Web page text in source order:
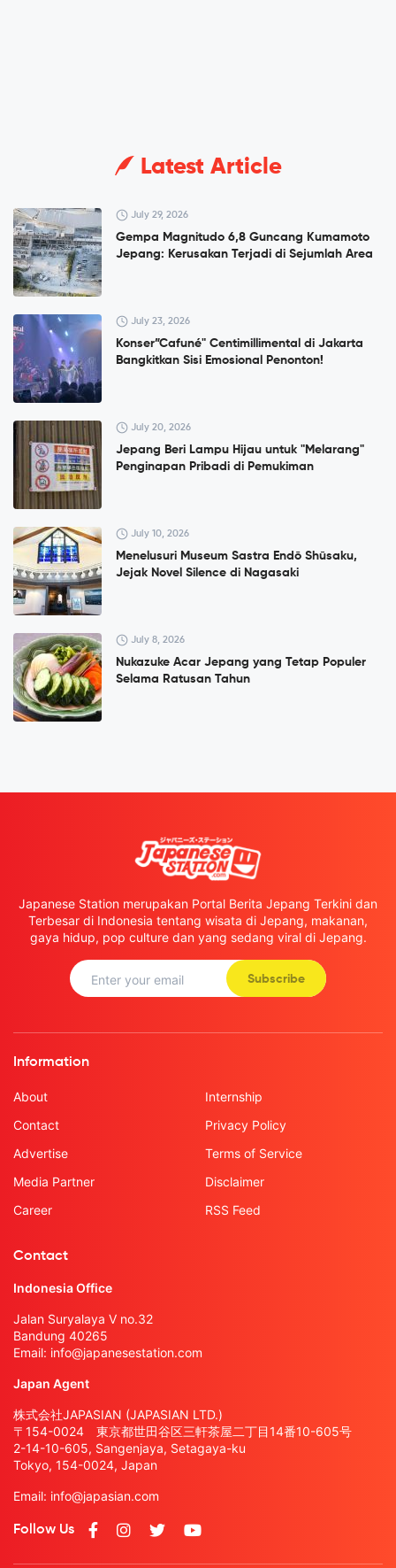
Latest Article
July 29, 2026
Gempa Magnitudo 6,8 Guncang Kumamoto
Jepang: Kerusakan Terjadi di Sejumlah Area
July 23, 2026
Konser”Cafuné" Centimillimental di Jakarta
Bangkitkan Sisi Emosional Penonton!
July 20, 2026
Jepang Beri Lampu Hijau untuk "Melarang"
Penginapan Pribadi di Pemukiman
July 10, 2026
Menelusuri Museum Sastra Endō Shūsaku,
Jejak Novel Silence di Nagasaki
July 8, 2026
Nukazuke Acar Jepang yang Tetap Populer
Selama Ratusan Tahun
Japanese Station merupakan Portal Berita Jepang Terkini dan
Terbesar di Indonesia tentang wisata di Jepang, makanan,
gaya hidup, pop culture dan yang sedang viral di Jepang.
Subscribe
Information
About
Contact
Advertise
Media Partner
Career
Internship
Privacy Policy
Terms of Service
Disclaimer
RSS Feed
Contact
Indonesia Office
Jalan Suryalaya V no.32
Bandung 40265
Email: info@japanesestation.com
Japan Agent
株式会社JAPASIAN (JAPASIAN LTD.)
〒154-0024 東京都世田谷区三軒茶屋二丁目14番10-605号
2-14-10-605, Sangenjaya, Setagaya-ku
Tokyo, 154-0024, Japan
Email: info@japasian.com
Follow Us